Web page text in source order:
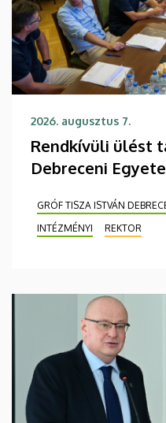
2026. augusztus 7.
Rendkívüli ülést
Debreceni
GRÓF TISZA ISTVÁN
INTÉZMÉNYI
REKTOR